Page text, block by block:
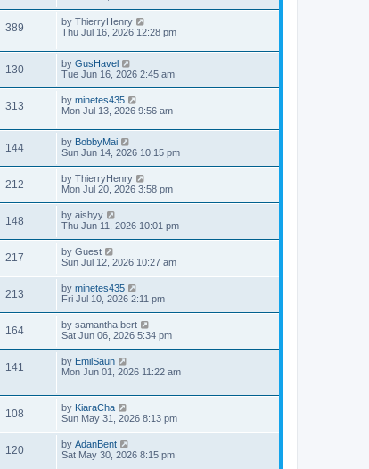
389 by ThierryHenry
Thu Jul 16, 2026 12:28 pm
130 by GusHavel
Tue Jun 16, 2026 2:45 am
313 by minetes435
Mon Jul 13, 2026 9:56 am
144 by BobbyMai
Sun Jun 14, 2026 10:15 pm
212 by ThierryHenry
Mon Jul 20, 2026 3:58 pm
148 by aishyy
Thu Jun 11, 2026 10:01 pm
217 by Guest
Sun Jul 12, 2026 10:27 am
213 by minetes435
Fri Jul 10, 2026 2:11 pm
164 by samantha bert
Sat Jun 06, 2026 5:34 pm
141 by EmilSaun
Mon Jun 01, 2026 11:22 am
108 by KiaraCha
Sun May 31, 2026 8:13 pm
120 by AdanBent
Sat May 30, 2026 8:15 pm